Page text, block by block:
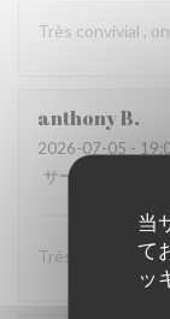
当
て
ッ
Très convivial ,
anthonyB
2026-07-05 -
サービス
Très bon accueil